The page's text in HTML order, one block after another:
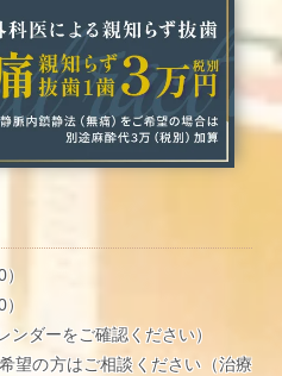
ダーをご確認ください）
望の方はご相談ください（治療